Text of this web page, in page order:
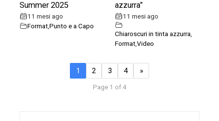
Summer 2025
11 mesi ago
Format,Punto e a Capo
azzurra”
11 mesi ago
Chiaroscuri in tinta azzurra,
Format,Video
1 2 3 4 »
Page 1 of 4